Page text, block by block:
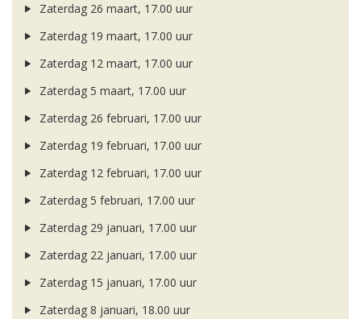
Zaterdag 26 maart, 17.00 uur
Zaterdag 19 maart, 17.00 uur
Zaterdag 12 maart, 17.00 uur
Zaterdag 5 maart, 17.00 uur
Zaterdag 26 februari, 17.00 uur
Zaterdag 19 februari, 17.00 uur
Zaterdag 12 februari, 17.00 uur
Zaterdag 5 februari, 17.00 uur
Zaterdag 29 januari, 17.00 uur
Zaterdag 22 januari, 17.00 uur
Zaterdag 15 januari, 17.00 uur
Zaterdag 8 januari, 18.00 uur